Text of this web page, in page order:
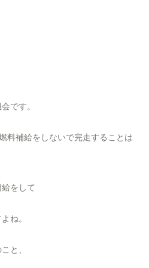
です。
料補給をしないで完走することは
をして
ね。
と、